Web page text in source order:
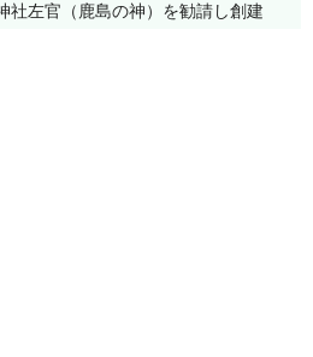
社左官（鹿島の神）を勧請し創建